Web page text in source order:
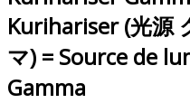
Kurihariser (光源
マ) = Source de
Gamma